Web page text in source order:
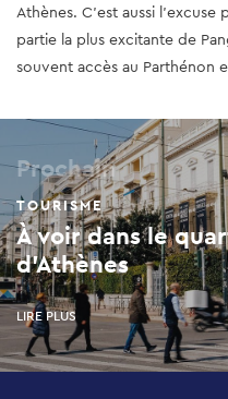
Athènes. C’est aussi
partie la plus excitante de
souvent accès au Parthénon
Prochain
TOURISME
À voir dans le
d'Athènes
LIRE PLUS